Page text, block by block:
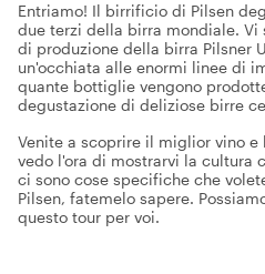
Entriamo! Il birrificio di Pilsen
due terzi della birra mondiale.
di produzione della birra Pilsner
un'occhiata alle enormi linee di
quante bottiglie vengono
degustazione di deliziose birre
Venite a scoprire il miglior vino e
vedo l'ora di mostrarvi la cultura
ci sono cose specifiche che
Pilsen, fatemelo sapere.
questo tour per voi.